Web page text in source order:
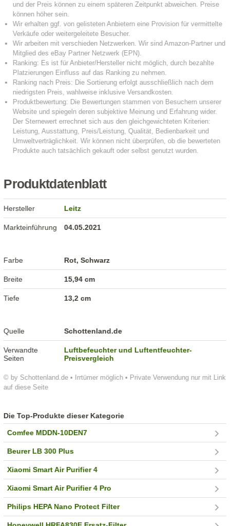
Produktdatenblatt
© by Schottenland.de • Irrtümer möglich • Private Verwendung nur mit Link
auf diese Seite
Hersteller Leitz
Markteinführung 04.05.2021
Farbe Rot, Schwarz
Breite 15,94 cm
Tiefe 13,2 cm
Quelle Schottenland.de
Verwandte
Seiten
Luftbefeuchter und Luftentfeuchter-
Preisvergleich
Die Top-Produkte dieser Kategorie
Comfee MDDN-10DEN7
Beurer LB 300 Plus
Xiaomi Smart Air Purifier 4
Xiaomi Smart Air Purifier 4 Pro
Philips HEPA Nano Protect Filter